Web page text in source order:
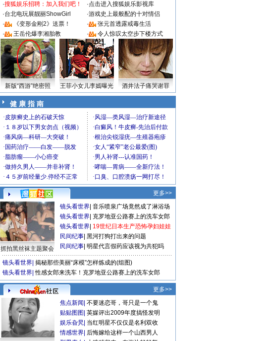
·搜狐娱乐招聘：加入我们吧！ ·点击进入搜狐娱乐影视库
·台北电玩展靓丽ShowGirl ·游戏史上最般配的十对情侣
·
《变形金刚2》送票！ ·
张元首透露戒毒生活
·
王岳伦爆李湘胎教 · 令人惊叹太空步下楼方式
新版“西游”绝密照 王菲小女儿李嫣曝光 酒井法子痛哭谢罪
健 康 指 南
更多>>
抓拍黑丝袜主题聚会
镜头看世界 音乐喷泉广场竟然成了淋浴场
镜头看世界 克罗地亚公路赛上的洗车女郎
镜头看世界 19世纪日本生产恐怖孕妇娃娃
民间纪事 黑河打狗打出来的问题
民间纪事 明星代言假药应该视为共犯吗
镜头看世界 揭秘那些美丽“床模”怎样炼成的(组图)
镜头看世界 性感女郎来洗车！克罗地亚公路赛上的洗车女郎
更多>>
焦点新闻 不要迷恋哥，哥只是一个鬼
贴贴图图 英媒评出2009年度搞怪发明
娱乐旮旯 当红明星不仅仅是名利双收
情感世界 后悔嫁给这样一个山西男人